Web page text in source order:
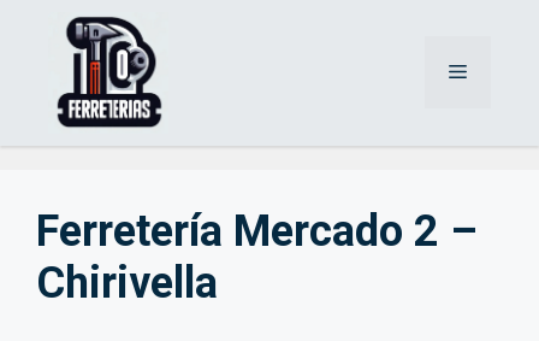
Menú
Ferretería Mercado 2 –
Chirivella